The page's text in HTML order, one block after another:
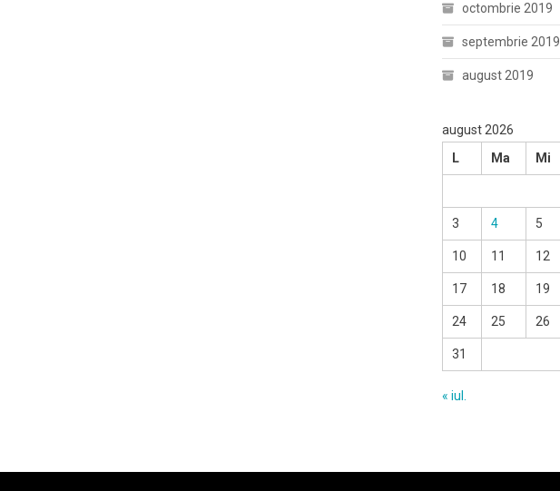
octombrie 2019
septembrie 2019
august 2019
august 2026
L
Ma Mi
3 4 5
10 11 12
17 18 19
24 25 26
31
« iul.